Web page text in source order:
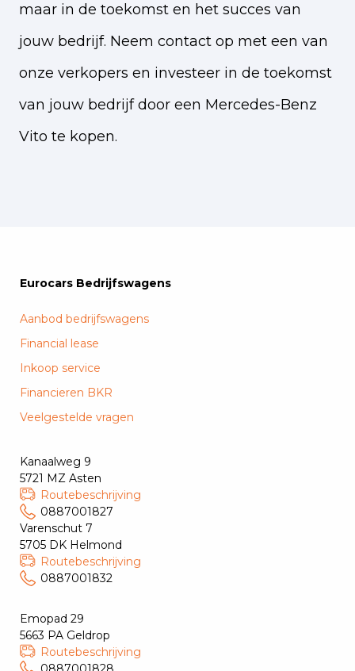
maar in de toekomst en het succes van
jouw bedrijf. Neem contact op met een van
onze verkopers en investeer in de toekomst
van jouw bedrijf door een Mercedes-Benz
Vito te kopen.
Eurocars Bedrijfswagens
Aanbod bedrijfswagens
Financial lease
Inkoop service
Financieren BKR
Veelgestelde vragen
Kanaalweg 9
5721 MZ Asten
Routebeschrijving
0887001827
Varenschut 7
5705 DK Helmond
Routebeschrijving
0887001832
Emopad 29
5663 PA Geldrop
Routebeschrijving